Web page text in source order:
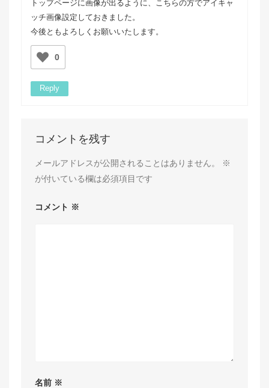
トップページに画像が出るように、こちらの方でアイキャ
ッチ画像設定しておきました。
今後ともよろしくお願いいたします。
0
Reply
コメントを残す
メールアドレスが公開されることはありません。
※
が付いている欄は必須項目です
コメント ※
名前 ※